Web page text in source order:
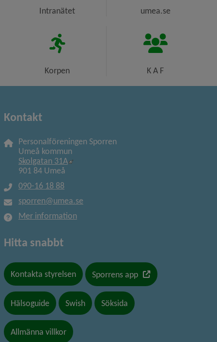
Intranätet umea.se
Korpen K A F
Kontakt
Personalföreningen Sporren
Umeå kommun
Skolgatan 31A Länk till annan webbplats, öppnas i nytt
901 84 Umeå
090-16 18 88
sporren@umea.se
Mer information
Hitta snabbt
Kontakta styrelsen Sporrens app Länk till en annan
Hälsoguide Swish Söksida
Allmänna villkor